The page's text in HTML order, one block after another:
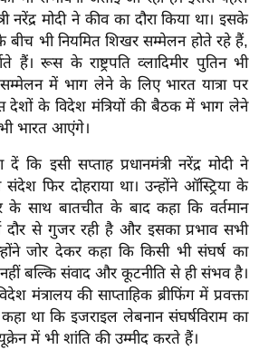
नरेंद्र मोदी ने कीव का दौरा किया था। इसके
भी नियमित शिखर सम्मेलन होते रहे हैं,
रूस के राष्ट्रपति व्लादिमीर पुतिन भी
में भाग लेने के लिए भारत यात्रा पर
के विदेश मंत्रियों की बैठक में भाग लेने
भारत आएंगे।
इसी सप्ताह प्रधानमंत्री नरेंद्र मोदी ने
फिर दोहराया था। उन्होंने ऑस्ट्रिया के
के साथ बातचीत के बाद कहा कि वर्तमान
दौर से गुजर रही है और इसका प्रभाव सभी
जोर देकर कहा कि किसी भी संघर्ष का
नहीं बल्कि संवाद और कूटनीति से ही संभव है।
मंत्रालय की साप्ताहिक ब्रीफिंग में प्रवक्ता
था कि इजराइल लेबनान संघर्षविराम का
में भी शांति की उम्मीद करते हैं।